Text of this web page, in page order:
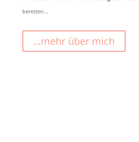
bereiten…
...mehr über mich